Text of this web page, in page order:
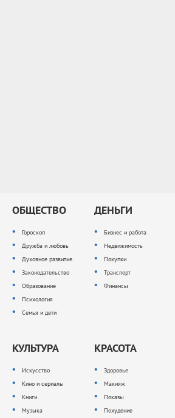
ОБЩЕСТВО
Гороскоп
Дружба и любовь
Духовное развитие
Законодательство
Образование
Психология
Семья и дети
ДЕНЬГИ
Бизнес и работа
Недвижимость
Покупки
Транспорт
Финансы
КУЛЬТУРА
Искусство
Кино и сериалы
Книги
Музыка
КРАСОТА
Здоровье
Макияж
Показы
Похудение